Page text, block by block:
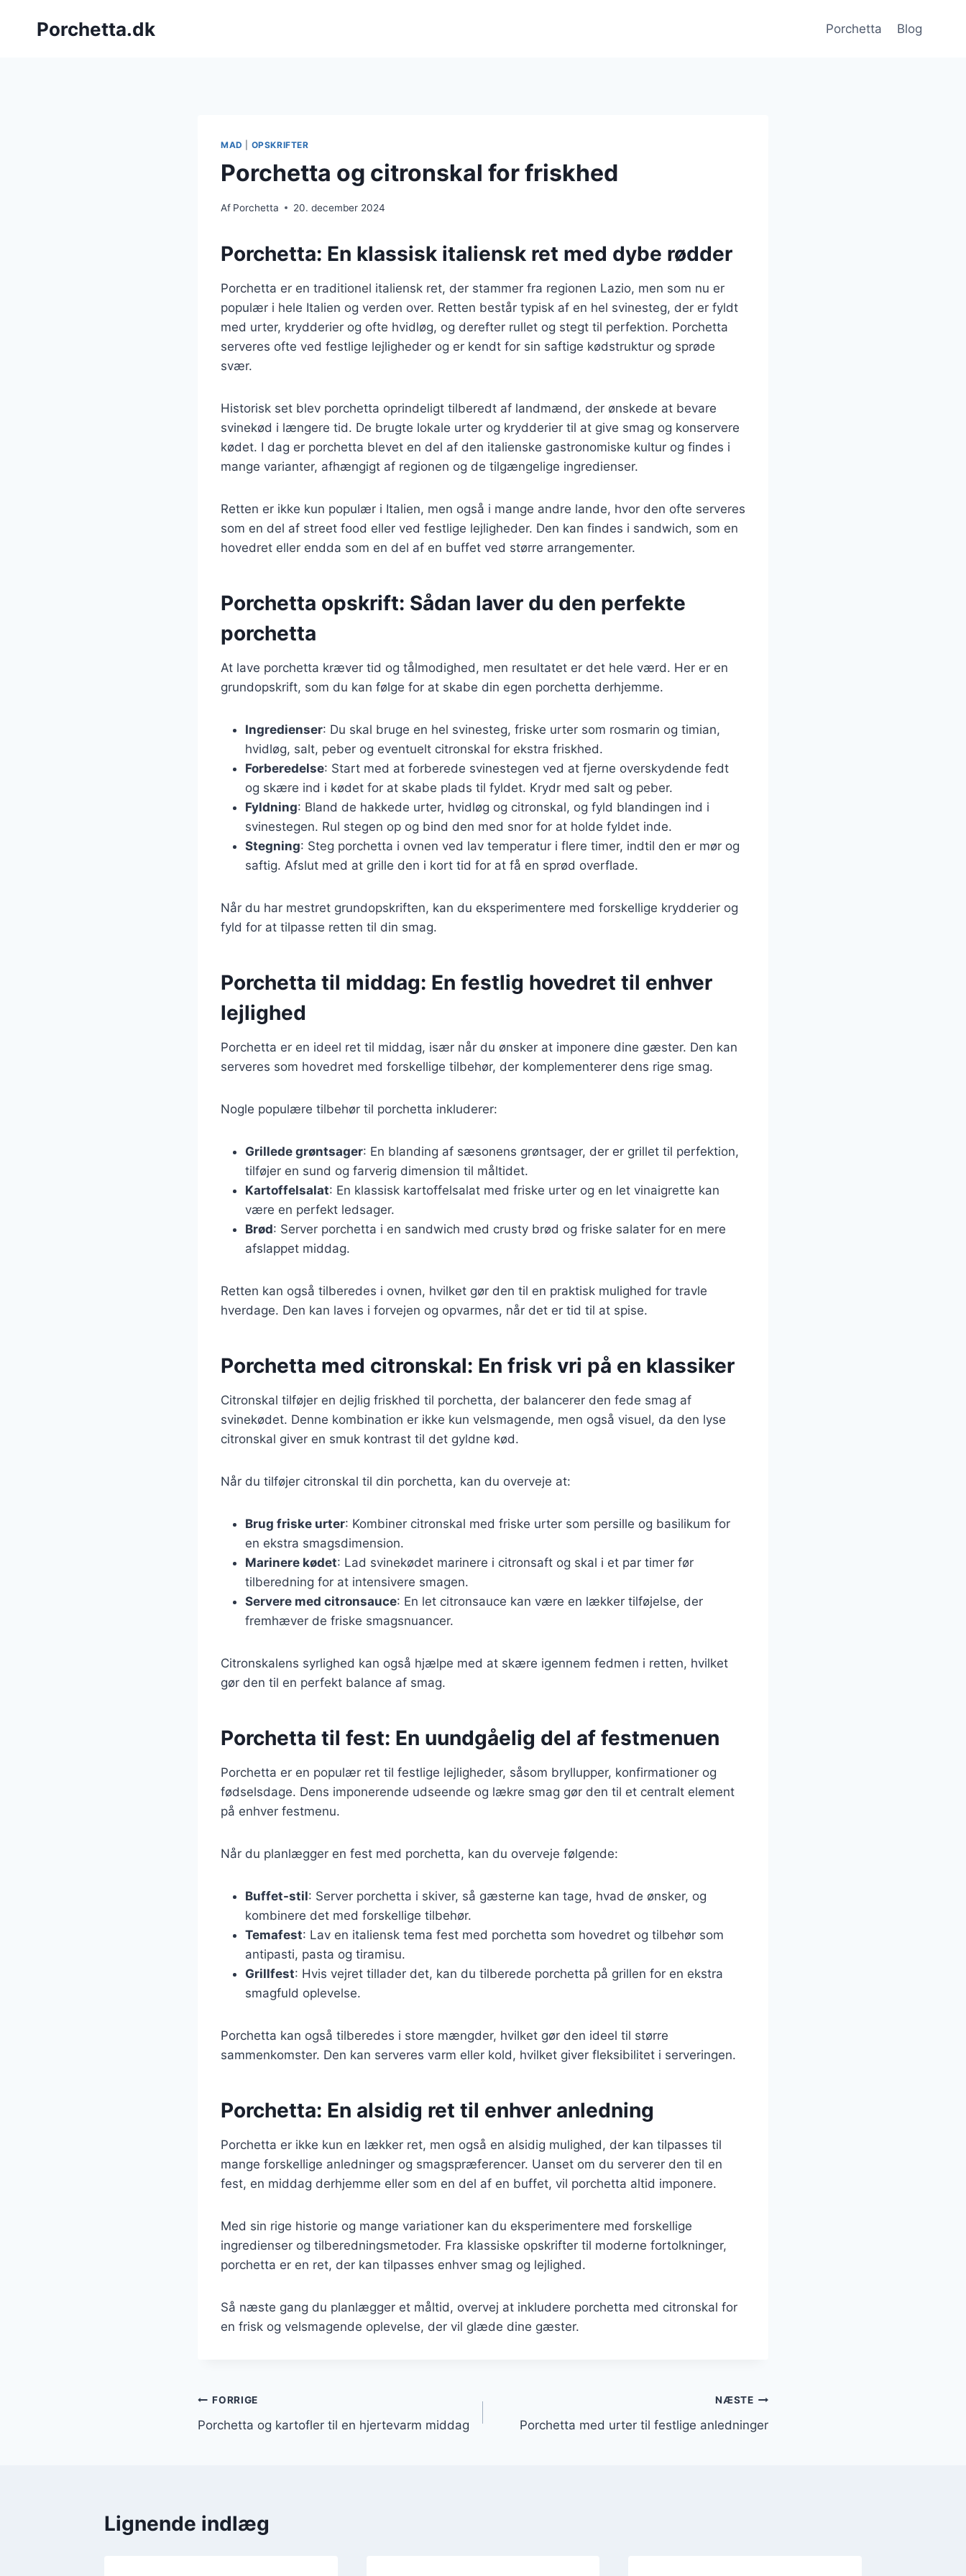
Porchetta.dk Porchetta Blog
MAD OPSKRIFTER
Porchetta og citronskal for friskhed
Af Porchetta 20. december 2024
Porchetta: En klassisk italiensk ret med dybe rødder
Porchetta er en traditionel italiensk ret, der stammer fra regionen Lazio, men som nu er
populær i hele Italien og verden over. Retten består typisk af en hel svinesteg, der er fyldt
med urter, krydderier og ofte hvidløg, og derefter rullet og stegt til perfektion. Porchetta
serveres ofte ved festlige lejligheder og er kendt for sin saftige kødstruktur og sprøde
svær.
Historisk set blev porchetta oprindeligt tilberedt af landmænd, der ønskede at bevare
svinekød i længere tid. De brugte lokale urter og krydderier til at give smag og konservere
kødet. I dag er porchetta blevet en del af den italienske gastronomiske kultur og findes i
mange varianter, afhængigt af regionen og de tilgængelige ingredienser.
Retten er ikke kun populær i Italien, men også i mange andre lande, hvor den ofte serveres
som en del af street food eller ved festlige lejligheder. Den kan findes i sandwich, som en
hovedret eller endda som en del af en buffet ved større arrangementer.
Porchetta opskrift: Sådan laver du den perfekte
porchetta
At lave porchetta kræver tid og tålmodighed, men resultatet er det hele værd. Her er en
grundopskrift, som du kan følge for at skabe din egen porchetta derhjemme.
Ingredienser: Du skal bruge en hel svinesteg, friske urter som rosmarin og timian,
hvidløg, salt, peber og eventuelt citronskal for ekstra friskhed.
Forberedelse: Start med at forberede svinestegen ved at fjerne overskydende fedt
og skære ind i kødet for at skabe plads til fyldet. Krydr med salt og peber.
Fyldning: Bland de hakkede urter, hvidløg og citronskal, og fyld blandingen ind i
svinestegen. Rul stegen op og bind den med snor for at holde fyldet inde.
Stegning: Steg porchetta i ovnen ved lav temperatur i flere timer, indtil den er mør og
saftig. Afslut med at grille den i kort tid for at få en sprød overflade.
Når du har mestret grundopskriften, kan du eksperimentere med forskellige krydderier og
fyld for at tilpasse retten til din smag.
Porchetta til middag: En festlig hovedret til enhver
lejlighed
Porchetta er en ideel ret til middag, især når du ønsker at imponere dine gæster. Den kan
serveres som hovedret med forskellige tilbehør, der komplementerer dens rige smag.
Nogle populære tilbehør til porchetta inkluderer:
Grillede grøntsager: En blanding af sæsonens grøntsager, der er grillet til perfektion,
tilføjer en sund og farverig dimension til måltidet.
Kartoffelsalat: En klassisk kartoffelsalat med friske urter og en let vinaigrette kan
være en perfekt ledsager.
Brød: Server porchetta i en sandwich med crusty brød og friske salater for en mere
afslappet middag.
Retten kan også tilberedes i ovnen, hvilket gør den til en praktisk mulighed for travle
hverdage. Den kan laves i forvejen og opvarmes, når det er tid til at spise.
Porchetta med citronskal: En frisk vri på en klassiker
Citronskal tilføjer en dejlig friskhed til porchetta, der balancerer den fede smag af
svinekødet. Denne kombination er ikke kun velsmagende, men også visuel, da den lyse
citronskal giver en smuk kontrast til det gyldne kød.
Når du tilføjer citronskal til din porchetta, kan du overveje at:
Brug friske urter: Kombiner citronskal med friske urter som persille og basilikum for
en ekstra smagsdimension.
Marinere kødet: Lad svinekødet marinere i citronsaft og skal i et par timer før
tilberedning for at intensivere smagen.
Servere med citronsauce: En let citronsauce kan være en lækker tilføjelse, der
fremhæver de friske smagsnuancer.
Citronskalens syrlighed kan også hjælpe med at skære igennem fedmen i retten, hvilket
gør den til en perfekt balance af smag.
Porchetta til fest: En uundgåelig del af festmenuen
Porchetta er en populær ret til festlige lejligheder, såsom bryllupper, konfirmationer og
fødselsdage. Dens imponerende udseende og lækre smag gør den til et centralt element
på enhver festmenu.
Når du planlægger en fest med porchetta, kan du overveje følgende:
Buffet-stil: Server porchetta i skiver, så gæsterne kan tage, hvad de ønsker, og
kombinere det med forskellige tilbehør.
Temafest: Lav en italiensk tema fest med porchetta som hovedret og tilbehør som
antipasti, pasta og tiramisu.
Grillfest: Hvis vejret tillader det, kan du tilberede porchetta på grillen for en ekstra
smagfuld oplevelse.
Porchetta kan også tilberedes i store mængder, hvilket gør den ideel til større
sammenkomster. Den kan serveres varm eller kold, hvilket giver fleksibilitet i serveringen.
Porchetta: En alsidig ret til enhver anledning
Porchetta er ikke kun en lækker ret, men også en alsidig mulighed, der kan tilpasses til
mange forskellige anledninger og smagspræferencer. Uanset om du serverer den til en
fest, en middag derhjemme eller som en del af en buffet, vil porchetta altid imponere.
Med sin rige historie og mange variationer kan du eksperimentere med forskellige
ingredienser og tilberedningsmetoder. Fra klassiske opskrifter til moderne fortolkninger,
porchetta er en ret, der kan tilpasses enhver smag og lejlighed.
Så næste gang du planlægger et måltid, overvej at inkludere porchetta med citronskal for
en frisk og velsmagende oplevelse, der vil glæde dine gæster.
Indlægsnavigation
FORRIGE
Porchetta og kartofler til en hjertevarm middag
NÆSTE
Porchetta med urter til festlige anledninger
Lignende indlæg